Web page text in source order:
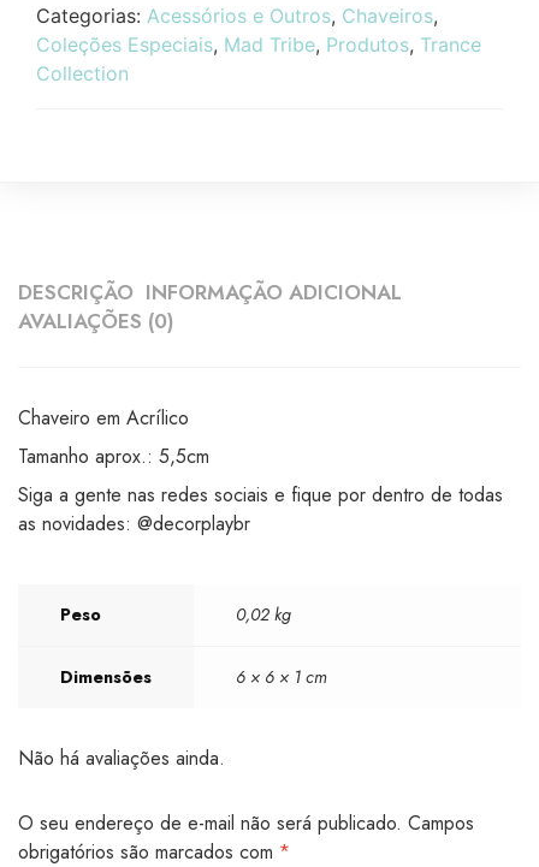
Categorias: Acessórios e Outros, Chaveiros,
Coleções Especiais, Mad Tribe, Produtos, Trance
Collection
DESCRIÇÃO INFORMAÇÃO ADICIONAL
AVALIAÇÕES (0)
Chaveiro em Acrílico
Tamanho aprox.: 5,5cm
Siga a gente nas redes sociais e fique por dentro de todas
as novidades: @decorplaybr
Peso 0,02 kg
Dimensões 6 × 6 × 1 cm
Não há avaliações ainda.
O seu endereço de e-mail não será publicado. Campos
obrigatórios são marcados com *